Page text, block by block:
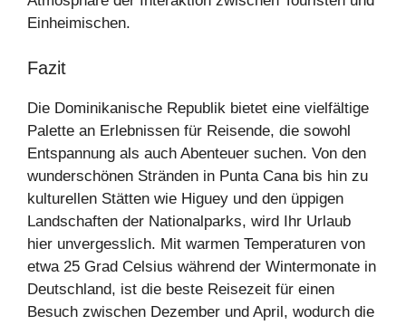
Einheimischen.
Fazit
Die Dominikanische Republik bietet eine vielfältige
Palette an Erlebnissen für Reisende, die sowohl
Entspannung als auch Abenteuer suchen. Von den
wunderschönen Stränden in Punta Cana bis hin zu
kulturellen Stätten wie Higuey und den üppigen
Landschaften der Nationalparks, wird Ihr Urlaub
hier unvergesslich. Mit warmen Temperaturen von
etwa 25 Grad Celsius während der Wintermonate in
Deutschland, ist die beste Reisezeit für einen
Besuch zwischen Dezember und April, wodurch die